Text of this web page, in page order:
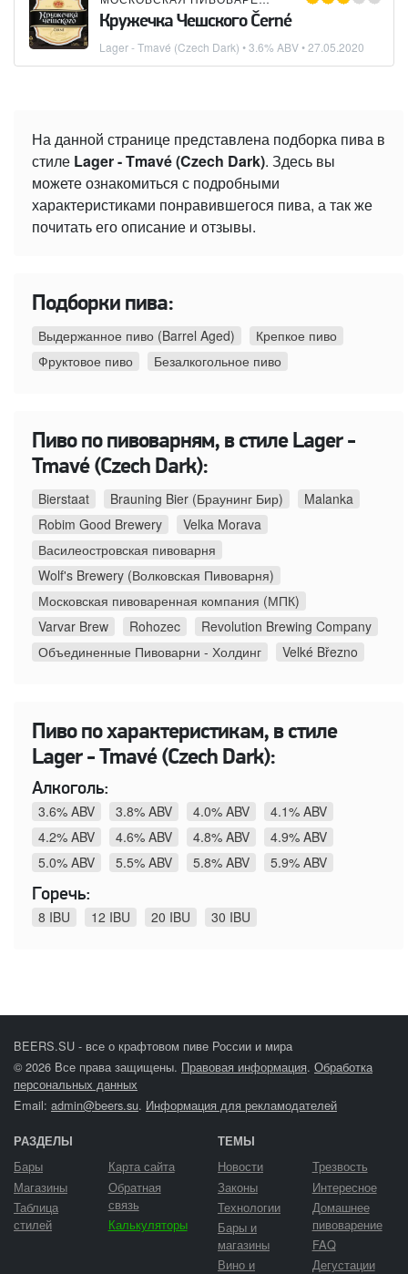
Кружечка Чешского Černé
Lager - Tmavé (Czech Dark) • 3.6% ABV •27.05.2020
На данной странице представлена подборка пива в
стиле Lager - Tmavé (Czech Dark). Здесь вы
можете ознакомиться с подробными
характеристиками понравившегося пива, а так же
почитать его описание и отзывы.
Подборки пива:
Выдержанное пиво (Barrel Aged)
Крепкое пиво
Фруктовое пиво
Безалкогольное пиво
Пиво по пивоварням, в стиле Lager -
Tmavé (Czech Dark):
Bierstaat Brauning Bier (Браунинг Бир)
Malanka
Robim Good Brewery
Velka Morava
Василеостровская пивоварня
Wolf's Brewery (Волковская Пивоварня)
Московская пивоваренная компания (МПК)
Varvar Brew
Rohozec
Revolution Brewing Company
Объединенные Пивоварни - Холдинг
Velké Březno
Пиво по характеристикам, в стиле
Lager - Tmavé (Czech Dark):
Алкоголь:
3.6% ABV
3.8% ABV 4.0% ABV
4.1% ABV
4.2% ABV
4.6% ABV 4.8% ABV
4.9% ABV
5.0% ABV
5.5% ABV 5.8% ABV
5.9% ABV
Горечь:
8 IBU
12 IBU 20 IBU 30 IBU
BEERS.SU - все о крафтовом пиве России и мира
© 2026 Все права защищены. Правовая информация. Обработка
персональных данных
Email: admin@beers.su. Информация для рекламодателей
РАЗДЕЛЫ
Бары
Магазины
Таблица
стилей
Карта сайта
Обратная
связь
Калькуляторы
ТЕМЫ
Новости
Законы
Технологии
Бары и
магазины
Вино и
Трезвость
Интересное
Домашнее
пивоварение
FAQ
Дегустации